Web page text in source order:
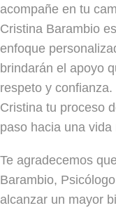
acompañe en tu
Cristina Barambio
enfoque
brindarán el apoyo
respeto y
Cristina tu proceso
paso hacia una
Te agradecemos
Barambio,
alcanzar un mayor